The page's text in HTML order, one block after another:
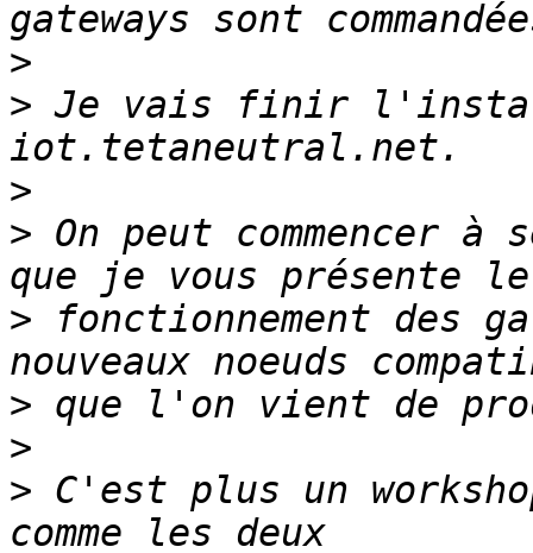
>
> Je vais finir
>
> On peut commencer
> fonctionnement des
>
>
> C'est plus un